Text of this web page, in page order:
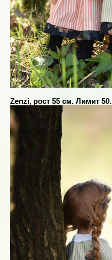
Zenzi, рост 55 см. Лимит 50.